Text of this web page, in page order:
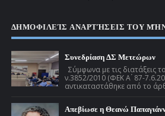
ΔΗΜΟΦΙΛΕΊΣ ΑΝΑΡΤΉΣΕΙΣ ΤΟΥ
Συνεδρίαση ΔΣ Μετεώρων
Σύμφωνα με τις διατάξεις
ν.3852/2010 (ΦΕΚ Α ́ 87-
αντικαταστάθηκε από το
Απεβίωσε η Θεανώ